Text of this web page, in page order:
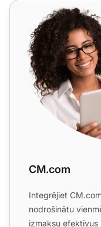
CM.com
CM.com
Integrējiet
nodrošinātu
izmaksu efektīvus